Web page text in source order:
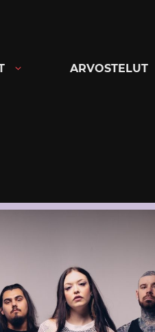
ARVOSTELUT